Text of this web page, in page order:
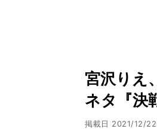
宮沢りえ
ネタ『決
掲載日 2021/12/